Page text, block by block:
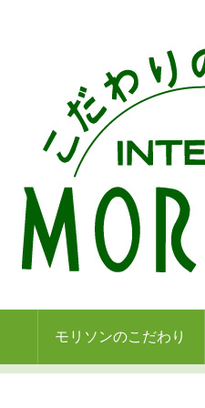
モリソンのこだわり